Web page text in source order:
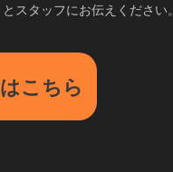
とスタッフにお伝えください。
こちら